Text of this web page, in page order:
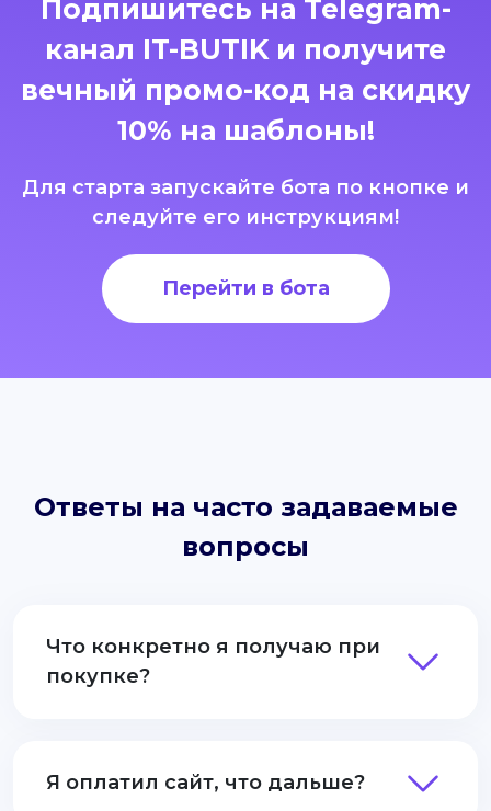
Подпишитесь на Telegram-
канал IT-BUTIK и получите
вечный промо-код на скидку
10% на шаблоны!
Для старта запускайте бота по кнопке и
следуйте его инструкциям!
Перейти в бота
Ответы на часто задаваемые
вопросы
Что конкретно я получаю при
покупке?
Я оплатил сайт, что дальше?